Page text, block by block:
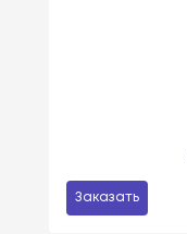
Заказать